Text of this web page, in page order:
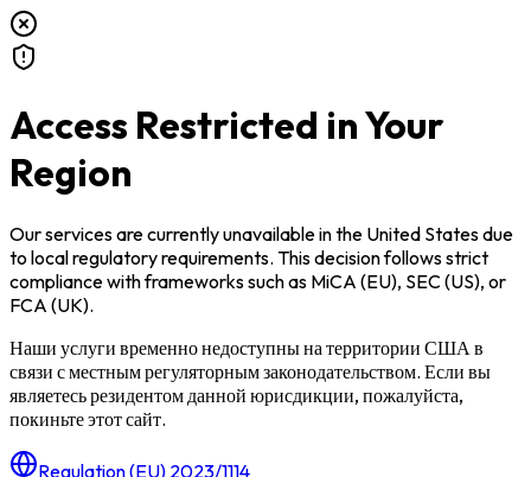
Access Restricted in Your
Region
Our services are currently unavailable inthe United Statesdue
to local regulatory requirements. This decision follows strict
compliance with frameworks such as MiCA (EU), SEC (US), or
FCA (UK).
Наши услуги временно недоступны на территории США в
связи с местным регуляторным законодательством. Если вы
являетесь резидентом данной юрисдикции, пожалуйста,
покиньте этот сайт.
Regulation (EU) 2023/1114